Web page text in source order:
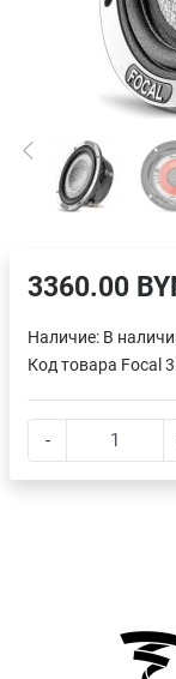
3360.00
Наличие: В
Код товара Focal
-